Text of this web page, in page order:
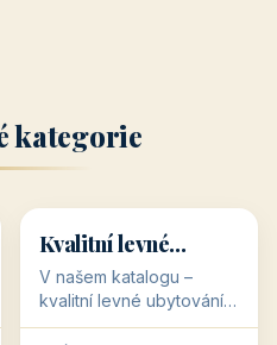
kategorie
💰
💰
34 objektů
Kvalitní levné
ubytování
V našem katalogu –
kvalitní levné ubytování –
jsou pro Vás připraveny